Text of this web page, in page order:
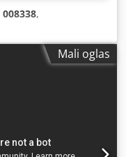
008338,
Mali oglas